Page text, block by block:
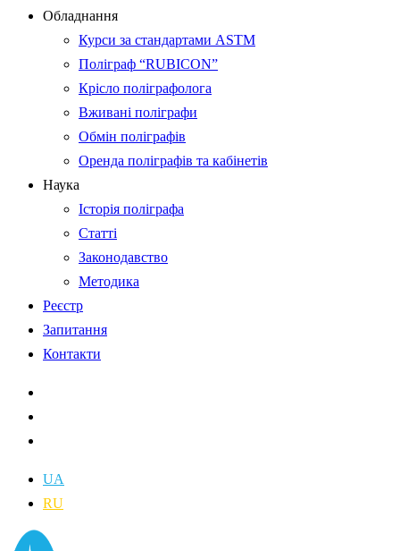
Обладнання
Курси за стандартами ASTM
Поліграф “RUBICON”
Крісло поліграфолога
Вживані поліграфи
Обмін поліграфів
Оренда поліграфів та кабінетів
Наука
Історія поліграфа
Статті
Законодавство
Методика
Реєстр
Запитання
Контакти
UA
RU